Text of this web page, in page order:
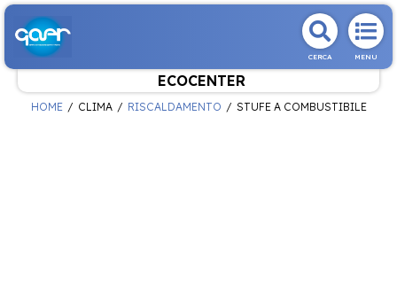
CERCA MENU
ECOCENTER
HOME CLIMA RISCALDAMENTO STUFE A COMBUSTIBILE